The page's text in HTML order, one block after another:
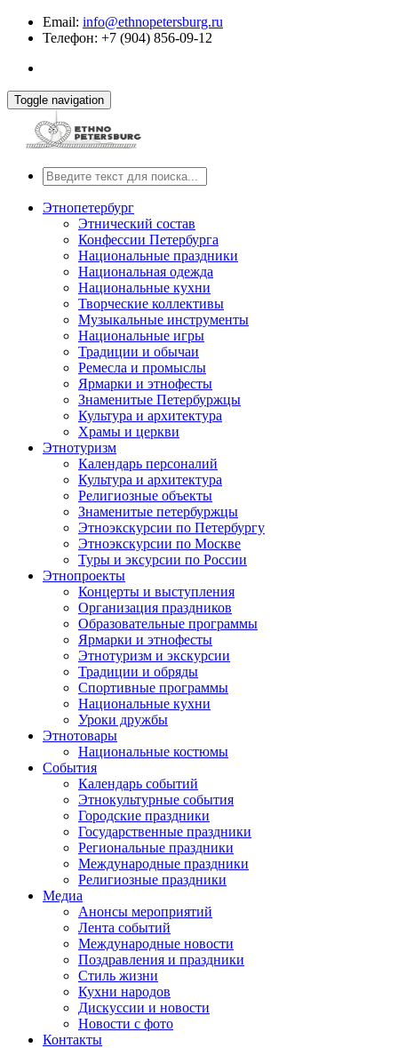
Email: info@ethnopetersburg.ru
Телефон: +7 (904) 856-09-12
Toggle navigation
Этнопетербург
Этнический состав
Конфессии Петербурга
Национальные праздники
Национальная одежда
Национальные кухни
Творческие коллективы
Музыкальные инструменты
Национальные игры
Традиции и обычаи
Ремесла и промыслы
Ярмарки и этнофесты
Знаменитые Петербуржцы
Культура и архитектура
Храмы и церкви
Этнотуризм
Календарь персоналий
Культура и архитектура
Религиозные объекты
Знаменитые петербуржцы
Этноэкскурсии по Петербургу
Этноэкскурсии по Москве
Туры и эксурсии по России
Этнопроекты
Концерты и выступления
Организация праздников
Образовательные программы
Ярмарки и этнофесты
Этнотуризм и экскурсии
Традиции и обряды
Спортивные программы
Национальные кухни
Уроки дружбы
Этнотовары
Национальные костюмы
События
Календарь событий
Этнокультурные события
Городские праздники
Государственные праздники
Региональные праздники
Международные праздники
Религиозные праздники
Медиа
Анонсы мероприятий
Лента событий
Международные новости
Поздравления и праздники
Cтиль жизни
Кухни народов
Дискуссии и новости
Новости с фото
Контакты